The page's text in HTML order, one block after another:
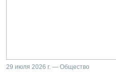
29 июля 2026 г. — Общество